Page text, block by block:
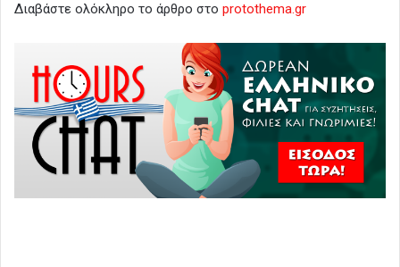
Διαβάστε ολόκληρο το άρθρο στο protothema.gr